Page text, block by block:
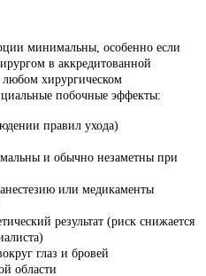
минимальны, особенно если
в аккредитованной
хирургическом
побочные эффекты:
правил ухода)
и обычно незаметны при
или медикаменты
результат (риск снижается
глаз и бровей
области